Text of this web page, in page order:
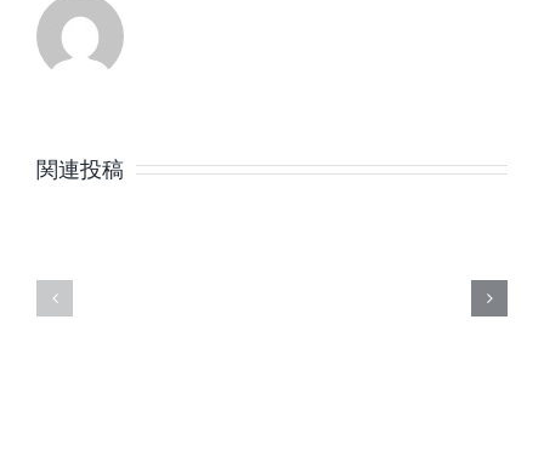
関連投稿 月
月